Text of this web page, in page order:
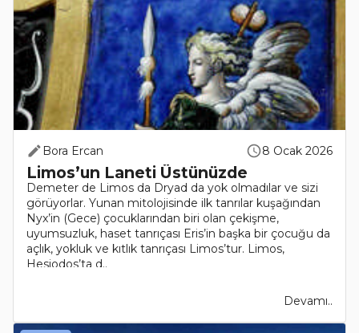
Bora Ercan 8 Ocak 2026
Limos’un Laneti Üstünüzde
Demeter de Limos da Dryad da yok olmadılar ve sizi
görüyorlar. Yunan mitolojisinde ilk tanrılar kuşağından
Nyx’in (Gece) çocuklarından biri olan çekişme,
uyumsuzluk, haset tanrıçası Eris’in başka bir çocuğu da
açlık, yokluk ve kıtlık tanrıçası Limos’tur. Limos,
Hesiodos’ta d..
Devamı..